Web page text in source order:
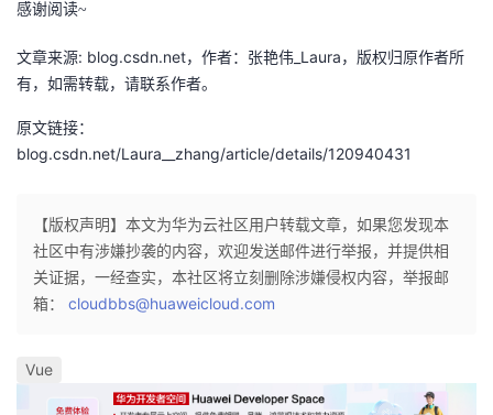
感谢阅读~
文章来源: blog.csdn.net，作者：张艳伟_Laura，版权归原作者所
有，如需转载，请联系作者。
原文链接：
blog.csdn.net/Laura__zhang/article/details/120940431
【版权声明】本文为华为云社区用户转载文章，如果您发现本
社区中有涉嫌抄袭的内容，欢迎发送邮件进行举报，并提供相
关证据，一经查实，本社区将立刻删除涉嫌侵权内容，举报邮
箱： cloudbbs@huaweicloud.com
Vue